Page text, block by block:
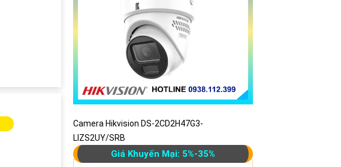
Camera Hikvision DS-2CD2H47G3-
LIZS2UY/SRB
Giá Khuyến Mại: 5%-35%